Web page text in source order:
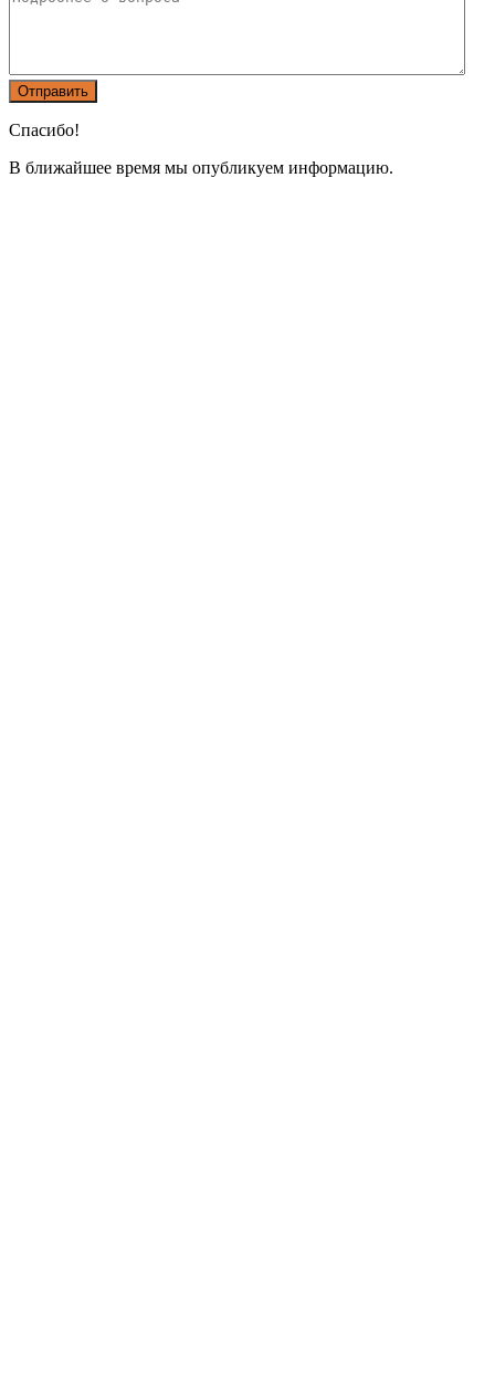
Спасибо!
В ближайшее время мы опубликуем информацию.